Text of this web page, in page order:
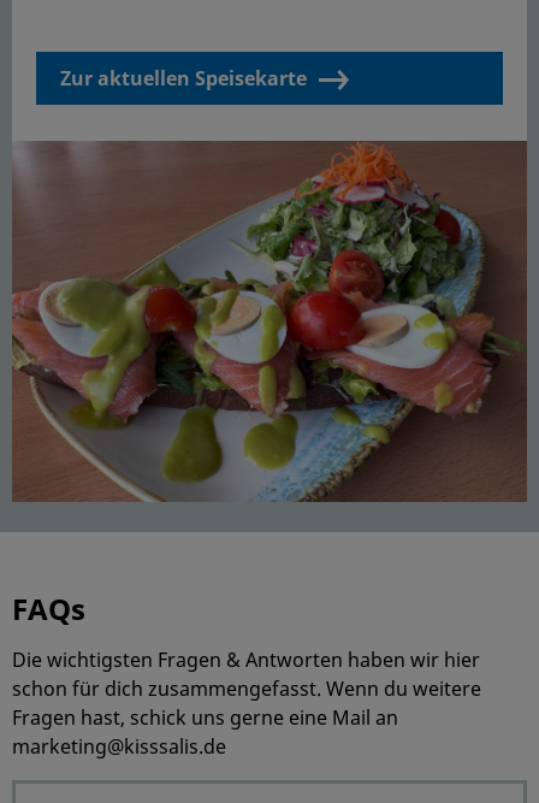
Zur aktuellen Speisekarte
FAQs
Die wichtigsten Fragen & Antworten haben wir hier
schon für dich zusammengefasst. Wenn du weitere
Fragen hast, schick uns gerne eine Mail an
marketing@kisssalis.de